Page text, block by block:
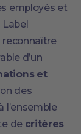
employés et
reconnaître
d’un
et
des
l’ensemble
de critères